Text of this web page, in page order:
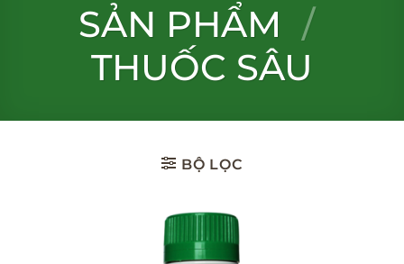
SẢN PHẨM /
THUỐC SÂU
BỘ LỌC